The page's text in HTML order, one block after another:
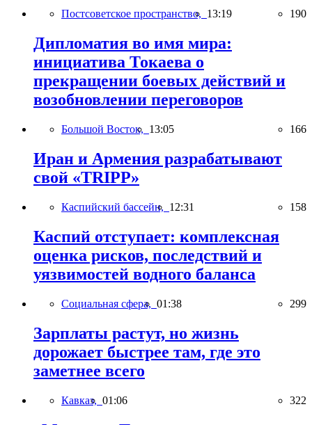
Постсоветское пространство, 13:19 190
Дипломатия во имя мира:
инициатива Токаева о
прекращении боевых действий и
возобновлении переговоров
Большой Восток, 13:05 166
Иран и Армения разрабатывают
свой «TRIPP»
Каспийский бассейн, 12:31 158
Каспий отступает: комплексная
оценка рисков, последствий и
уязвимостей водного баланса
Социальная сфера, 01:38 299
Зарплаты растут, но жизнь
дорожает быстрее там, где это
заметнее всего
Кавказ, 01:06 322